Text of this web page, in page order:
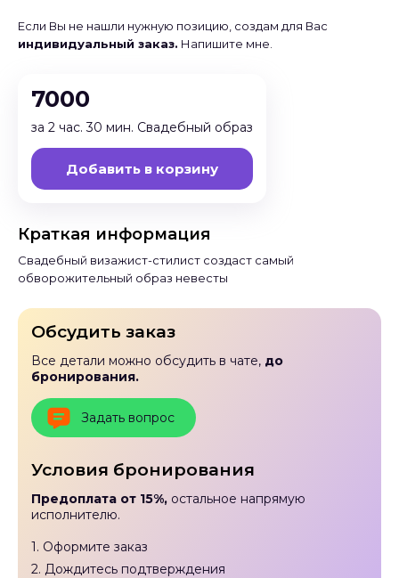
Если Вы не нашли нужную позицию, создам для Вас
индивидуальный заказ. Напишите мне.
7000
за 2 час. 30 мин. Свадебный образ
Добавить в корзину
Краткая информация
Свадебный визажист-стилист создаст самый
обворожительный образ невесты
Обсудить заказ
Все детали можно обсудить в чате, до
бронирования.
Задать вопрос
Условия бронирования
Предоплата от 15%, остальное напрямую
исполнителю.
1. Оформите заказ
2. Дождитесь подтверждения